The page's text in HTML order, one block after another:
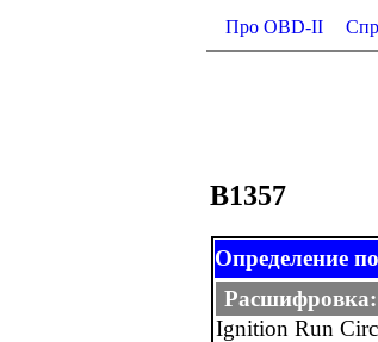
Про OBD-II
B1357
Определение
Расшифровка:
Ignition Run